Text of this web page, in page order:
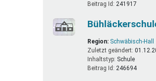
Beitrag Id:241917
Region: Schwäbisch-Hall
Zuletzt geändert:
Inhaltstyp:
schule
Beitrag Id:246694